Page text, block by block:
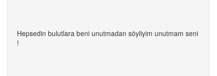
Hepsedin bulutlara beni unutmadan söyliyim unutmam seni
!